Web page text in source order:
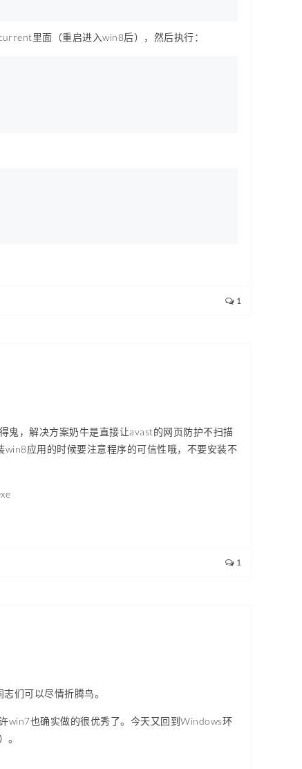
里面（重启进入win8后），然后执行：
1
鬼，解决方案奶牛是直接让avast的网页防护不扫描
应用的时候要注意程序的可信性哦，不要安装不
1
们可以尽情折腾鸟。
win7也确实做的很优秀了。今天又回到Windows环
。